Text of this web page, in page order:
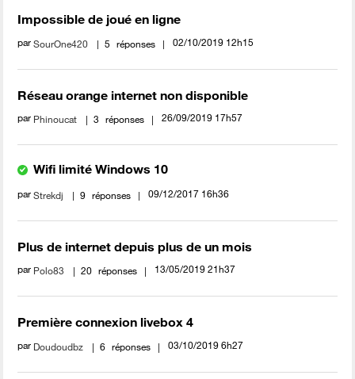
Impossible de joué en ligne
parSourOne420 5 réponses ‎02/10/2019 12h15
Réseau orange internet non disponible
par Phinoucat 3 réponses ‎26/09/2019 17h57
Wifi limité Windows 10
parStrekdj 9 réponses ‎09/12/2017 16h36
Plus de internet depuis plus de un mois
par Polo83 20 réponses ‎13/05/2019 21h37
Première connexion livebox 4
par Doudoudbz 6 réponses ‎03/10/2019 6h27